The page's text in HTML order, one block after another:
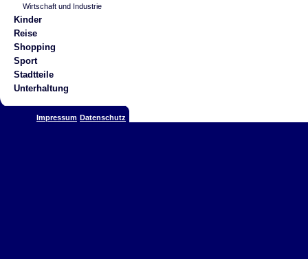
Wirtschaft und Industrie
Kinder
Reise
Shopping
Sport
Stadtteile
Unterhaltung
Impressum Datenschutz